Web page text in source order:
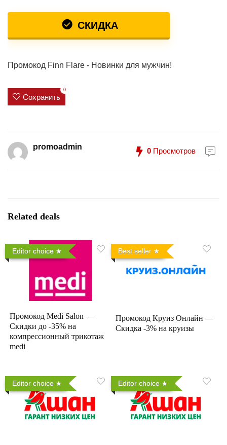
СКИДКА
Промокод Finn Flare - Новинки для мужчин!
Сохранить
0
promoadmin 0 Просмотров
Related deals
Editor choice
Промокод Medi Salon —
Скидки до -35% на
компрессионный трикотаж
medi
Best seller
Промокод Круиз Онлайн —
Скидка -3% на круизы
Editor choice Editor choice